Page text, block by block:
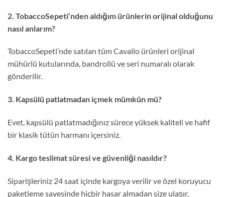
2. TobaccoSepeti’nden aldığım ürünlerin orijinal olduğunu
nasıl anlarım?
TobaccoSepeti’nde satılan tüm Cavallo ürünleri orijinal
mühürlü kutularında, bandrollü ve seri numaralı olarak
gönderilir.
3. Kapsülü patlatmadan içmek mümkün mü?
Evet, kapsülü patlatmadığınız sürece yüksek kaliteli ve hafif
bir klasik tütün harmanı içersiniz.
4. Kargo teslimat süresi ve güvenliği nasıldır?
Siparişleriniz 24 saat içinde kargoya verilir ve özel koruyucu
paketleme sayesinde hiçbir hasar almadan size ulaşır.